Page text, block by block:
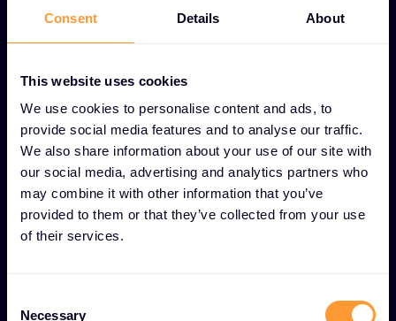
Consent Details About
This website uses cookies
We use cookies to personalise content and ads, to
provide social media features and to analyse our traffic.
We also share information about your use of our site with
our social media, advertising and analytics partners who
may combine it with other information that you’ve
provided to them or that they’ve collected from your use
of their services.
Necessary
BENZERSIZ SATIŞ ÖNCESI DANIŞMANLIK VE ÇÖZÜM
TASARIMI ÖZELLIKLERI
Bilinçli kararlar için Satış
Öncesi Danışmanlık ve
Çözüm Tasarımı
özellikleri ve yetenekleri sergileyen özel gösterimler.